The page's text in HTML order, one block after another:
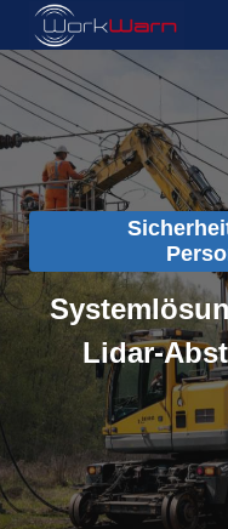
Zum
Inhalt
springen
Lidar-